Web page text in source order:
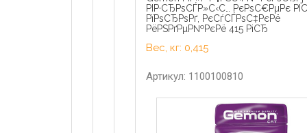
РІР·СЂРѕСЃР»С‹С… РєРѕС€РµРє
РїРѕСЂРѕРґ, РєСѓСЃРѕС‡РєРё
РёРЅРґРµР№РєРё 415 РіСЂ
Вес, кг: 0,415
Артикул: 1100100810